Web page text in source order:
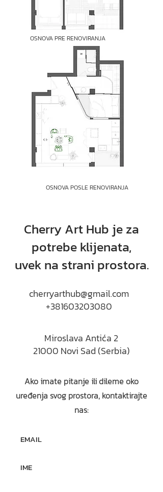
OSNOVA PRE RENOVIRANJA
OSNOVA POSLE RENOVIRANJA
Cherry Art Hub je za
potrebe klijenata,
uvek na strani prostora.
cherryarthub@gmail.com
+381603203080
Miroslava Antića 2
Ako imate pitanje ili dileme oko
uređenja svog prostora, kontaktirajte
nas:
21000 Novi Sad (Serbia)